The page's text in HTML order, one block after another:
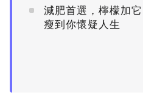
減肥首選，檸檬加
瘦到你懷疑人生